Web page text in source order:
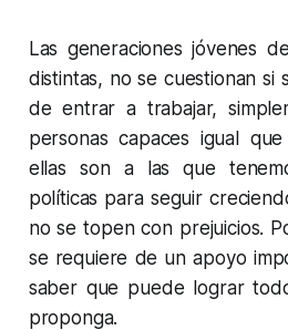
Las generaciones jóvenes
distintas, no se cuestionan si
de entrar a trabajar,
personas capaces igual
ellas son a las que
políticas para seguir
no se topen con prejuicios.
se requiere de un apoyo
saber que puede lograr
proponga.